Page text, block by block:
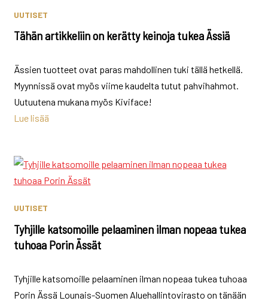
UUTISET
Tähän artikkeliin on kerätty keinoja tukea Ässiä
Ässien tuotteet ovat paras mahdollinen tuki tällä hetkellä.
Myynnissä ovat myös viime kaudelta tutut pahvihahmot.
Uutuutena mukana myös Kiviface!
Lue lisää
UUTISET
Tyhjille katsomoille pelaaminen ilman nopeaa tukea
tuhoaa Porin Ässät
Tyhjille katsomoille pelaaminen ilman nopeaa tukea tuhoaa
Porin Ässä Lounais-Suomen Aluehallintovirasto on tänään